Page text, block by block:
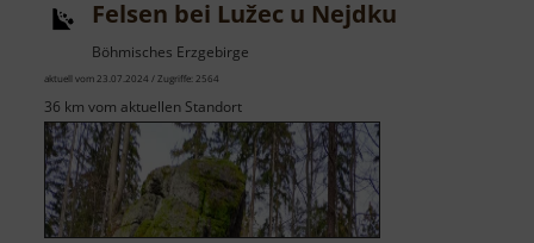
Felsen bei Lužec u Nejdku
Böhmisches Erzgebirge
aktuell vom 23.07.2024 / Zugriffe: 2564
36 km vom aktuellen Standort